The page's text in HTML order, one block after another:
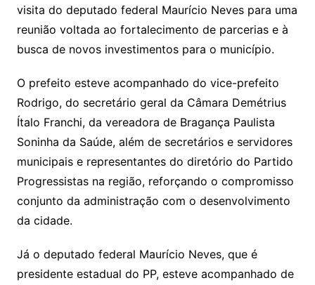
visita do deputado federal Maurício Neves para uma
reunião voltada ao fortalecimento de parcerias e à
busca de novos investimentos para o município.
O prefeito esteve acompanhado do vice-prefeito
Rodrigo, do secretário geral da Câmara Demétrius
Ítalo Franchi, da vereadora de Bragança Paulista
Soninha da Saúde, além de secretários e servidores
municipais e representantes do diretório do Partido
Progressistas na região, reforçando o compromisso
conjunto da administração com o desenvolvimento
da cidade.
Já o deputado federal Maurício Neves, que é
presidente estadual do PP, esteve acompanhado de